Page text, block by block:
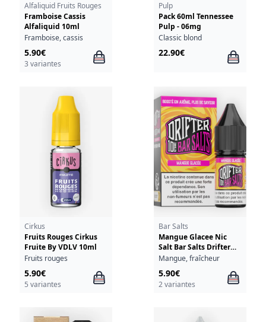
Alfaliquid Fruits Rouges
Framboise Cassis
Alfaliquid 10ml
Framboise, cassis
5.90€
3 variantes
Pulp
Pack 60ml Tennessee
Pulp - 06mg
Classic blond
22.90€
Cirkus
Fruits Rouges Cirkus
Fruite By VDLV 10ml
Fruits rouges
5.90€
5 variantes
Bar Salts
Mangue Glacee Nic
Salt Bar Salts Drifter
10ml
Mangue, fraîcheur
5.90€
2 variantes